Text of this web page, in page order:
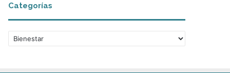
i
v
o
Categorías
a